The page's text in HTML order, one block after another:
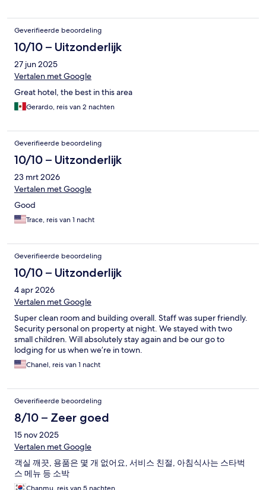
Geverifieerde beoordeling
10/10 – Uitzonderlijk
27 jun 2025
Vertalen met Google
Great hotel, the best in this area
Gerardo, reis van 2 nachten
Geverifieerde beoordeling
10/10 – Uitzonderlijk
23 mrt 2026
Vertalen met Google
Good
Trace, reis van 1 nacht
Geverifieerde beoordeling
10/10 – Uitzonderlijk
4 apr 2026
Vertalen met Google
Super clean room and building overall. Staff was super friendly.
Security personal on property at night. We stayed with two
small children. Will absolutely stay again and be our go to
lodging for us when we’re in town.
Chanel, reis van 1 nacht
Geverifieerde beoordeling
8/10 – Zeer goed
15 nov 2025
Vertalen met Google
객실 깨끗, 용품은 몇 개 없어요, 서비스 친절, 아침식사는 스타벅
스 메뉴 등 소박